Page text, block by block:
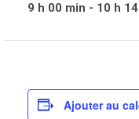
9 h 00 min - 10 h
Ajouter au